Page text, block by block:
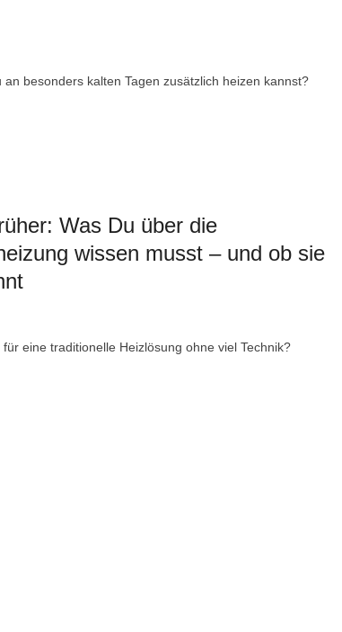
an besonders kalten Tagen zusätzlich heizen kannst?
Was Du über die
wissen musst – und ob sie
eine traditionelle Heizlösung ohne viel Technik?